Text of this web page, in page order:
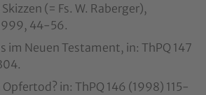
(= Fs. W. Raberger),
44-56.
im Neuen Testament, in: ThPQ 147
Opfertod? in: ThPQ 146 (1998) 115-